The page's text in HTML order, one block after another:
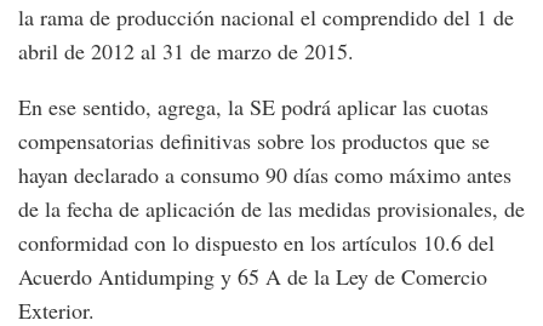
la rama de producción nacional el comprendido del 1 de
abril de 2012 al 31 de marzo de 2015.
En ese sentido, agrega, la SE podrá aplicar las cuotas
compensatorias definitivas sobre los productos que se
hayan declarado a consumo 90 días como máximo antes
de la fecha de aplicación de las medidas provisionales, de
conformidad con lo dispuesto en los artículos 10.6 del
Acuerdo Antidumping y 65 A de la Ley de Comercio
Exterior.